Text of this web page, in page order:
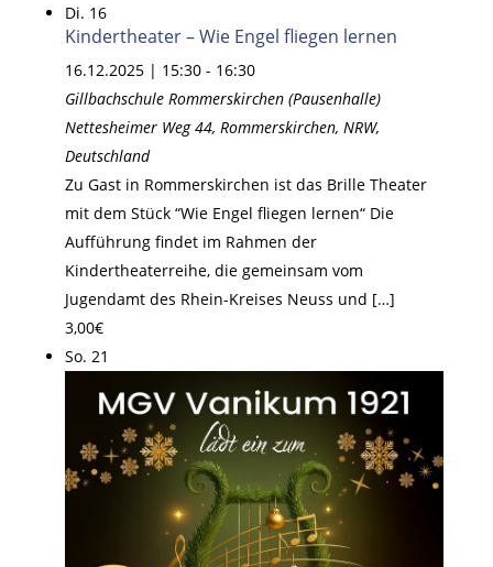
Di. 16
Kindertheater – Wie Engel fliegen lernen
16.12.2025 | 15:30- 16:30
Gillbachschule Rommerskirchen (Pausenhalle)
Nettesheimer Weg 44, Rommerskirchen, NRW,
Deutschland
Zu Gast in Rommerskirchen ist das Brille Theater
mit dem Stück “Wie Engel fliegen lernen“ Die
Aufführung findet im Rahmen der
Kindertheaterreihe, die gemeinsam vom
Jugendamt des Rhein-Kreises Neuss und […]
3,00€
So. 21